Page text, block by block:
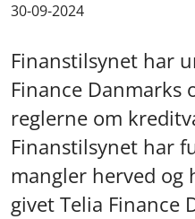
30-09-2024
Finanstilsynet har
Finance Danmarks
reglerne om
Finanstilsynet har
mangler herved og
givet Telia Finance